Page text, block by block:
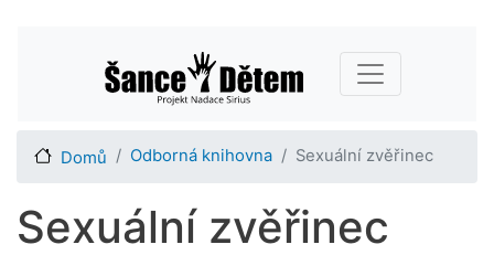
hlavnímu
obsahu
Main navigation
Domů Odborná knihovna Sexuální zvěřinec
Sexuální zvěřinec